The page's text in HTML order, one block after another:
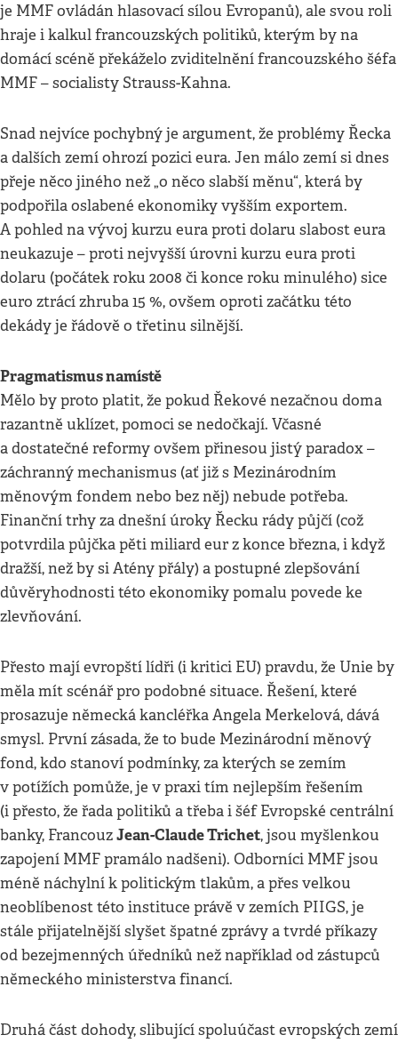
je MMF ovládán hlasovací sílou Evropanů), ale svou roli
hraje i kalkul francouzských politiků, kterým by na
domácí scéně překáželo zviditelnění francouzského šéfa
MMF – socialisty Strauss-Kahna.
Snad nejvíce pochybný je argument, že problémy Řecka
a dalších zemí ohrozí pozici eura. Jen málo zemí si dnes
přeje něco jiného než „o něco slabší měnu“, která by
podpořila oslabené ekonomiky vyšším exportem.
A pohled na vývoj kurzu eura proti dolaru slabost eura
neukazuje – proti nejvyšší úrovni kurzu eura proti
dolaru (počátek roku 2008 či konce roku minulého) sice
euro ztrácí zhruba 15 %, ovšem oproti začátku této
dekády je řádově o třetinu silnější.
Pragmatismus namístě
Mělo by proto platit, že pokud Řekové nezačnou doma
razantně uklízet, pomoci se nedočkají. Včasné
a dostatečné reformy ovšem přinesou jistý paradox –
záchranný mechanismus (ať již s Mezinárodním
měnovým fondem nebo bez něj) nebude potřeba.
Finanční trhy za dnešní úroky Řecku rády půjčí (což
potvrdila půjčka pěti miliard eur z konce března, i když
dražší, než by si Atény přály) a postupné zlepšování
důvěryhodnosti této ekonomiky pomalu povede ke
zlevňování.
Přesto mají evropští lídři (i kritici EU) pravdu, že Unie by
měla mít scénář pro podobné situace. Řešení, které
prosazuje německá kancléřka Angela Merkelová, dává
smysl. První zásada, že to bude Mezinárodní měnový
fond, kdo stanoví podmínky, za kterých se zemím
v potížích pomůže, je v praxi tím nejlepším řešením
(i přesto, že řada politiků a třeba i šéf Evropské centrální
banky, FrancouzJean-Claude Trichet, jsou myšlenkou
zapojení MMF pramálo nadšeni). Odborníci MMF jsou
méně náchylní k politickým tlakům, a přes velkou
neoblíbenost této instituce právě v zemích PIIGS, je
stále přijatelnější slyšet špatné zprávy a tvrdé příkazy
od bezejmenných úředníků než například od zástupců
německého ministerstva financí.
Druhá část dohody, slibující spoluúčast evropských zemí